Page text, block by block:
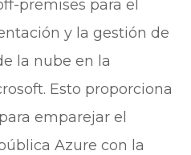
premises para el
y la gestión de
la nube en la
Esto proporciona
emparejar el
Azure con la